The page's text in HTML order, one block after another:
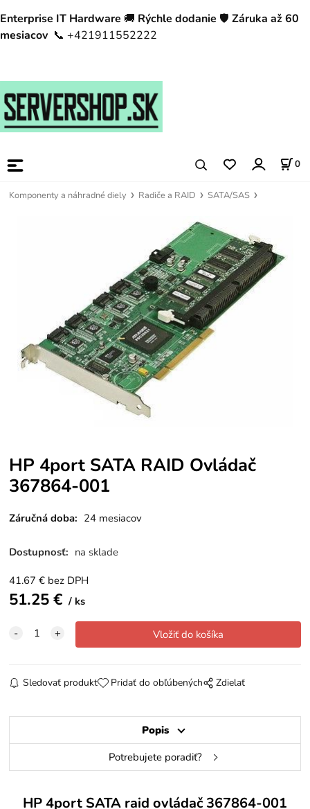
Enterprise IT Hardware 🚚 Rýchle dodanie 🛡️ Záruka až 60
mesiacov 📞 +421911552222
0
Komponenty a náhradné diely Radiče a RAID SATA/SAS
HP 4port SATA RAID Ovládač
367864-001
Záručná doba: 24 mesiacov
Dostupnosť: na sklade
41.67 € bez DPH
51.25€ ks
Sledovať produkt Pridať do obľúbených Zdielať
Popis
Potrebujete poradiť?
HP 4port SATA raid ovládač 367864-001